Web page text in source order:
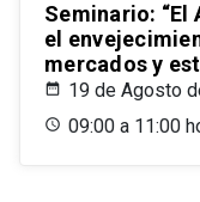
Seminario: “El
el
mercados y
19 de Agosto
09:00 a 11:00